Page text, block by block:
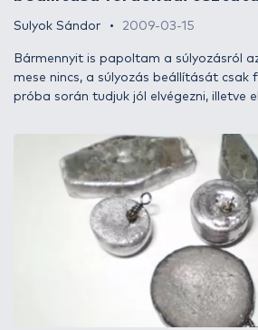
Sulyok Sándor 2009-03-15
Bármennyit is papoltam a súlyozásról
mese nincs, a súlyozás beállítását csak
próba során tudjuk jól elvégezni, illetve
faragni, alakítani kell majd a súlyokon.
nem hagyható el egyedi daraboknál,
darabokból álló széria esetén elegendő
is elvégezni, a későbbiekben - a
- már nem érhetnek meglepetések
típusazonos darabnál csak azok
végezzük el a lakkozást, illetve a végső